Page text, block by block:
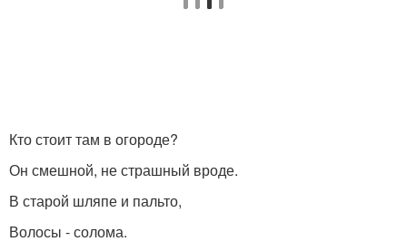
Кто стоит там в огороде?
Он смешной, не страшный вроде.
В старой шляпе и пальто,
Волосы - солома.